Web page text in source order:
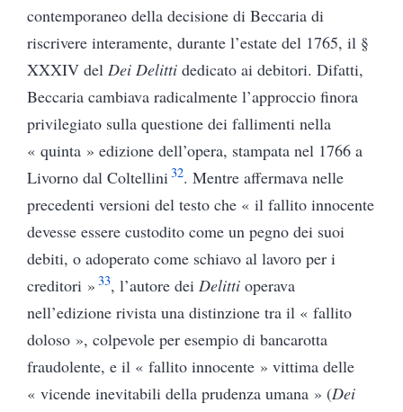
contemporaneo della decisione di Beccaria di
riscrivere interamente, durante l’estate del 1765, il §
XXXIV del Dei Delitti dedicato ai debitori. Difatti,
Beccaria cambiava radicalmente l’approccio finora
privilegiato sulla questione dei fallimenti nella
« quinta » edizione dell’opera, stampata nel 1766 a
Livorno dal Coltellini32. Mentre affermava nelle
precedenti versioni del testo che « il fallito innocente
devesse essere custodito come un pegno dei suoi
debiti, o adoperato come schiavo al lavoro per i
creditori » 33, l’autore dei Delittioperava
nell’edizione rivista una distinzione tra il « fallito
doloso », colpevole per esempio di bancarotta
fraudolente, e il « fallito innocente » vittima delle
« vicende inevitabili della prudenza umana » (Dei